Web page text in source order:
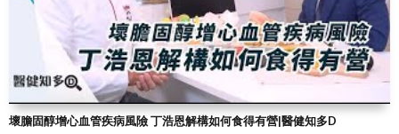
壞膽固醇增心血管疾病風險 丁浩恩解構如何食得有營|醫健知多D